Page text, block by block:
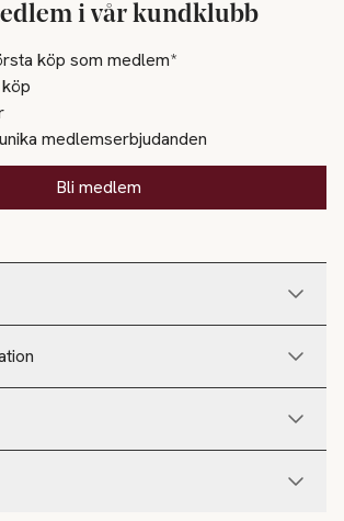
i vår kundklubb
köp som medlem*
medlemserbjudanden
Bli medlem